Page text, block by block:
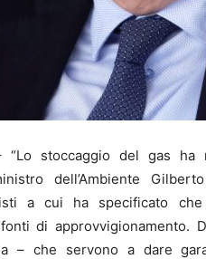
– “Lo stoccaggio del gas
dell’Ambiente
a cui ha specificato
di approvvigionamento.
– che servono a dare